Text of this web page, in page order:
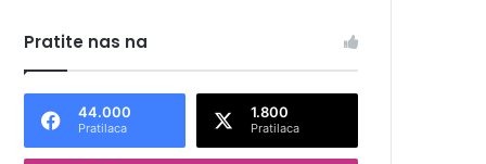
Pratite nas na
44.000
Pratilaca
1.800
Pratilaca